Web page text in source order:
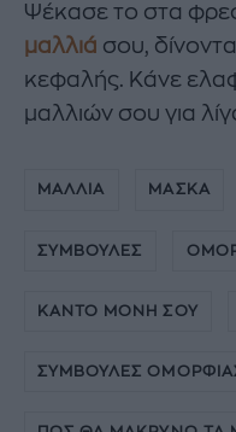
Ψέκασε το στα
μαλλιά σου,
κεφαλής. Κάνε
μαλλιών σου για
ΜΑΛΛΙΑ ΜΑΣΚΑ
ΣΥΜΒΟΥΛΕΣ
ΚΑΝΤΟ ΜΟΝΗ ΣΟΥ
ΣΥΜΒΟΥΛΕΣ